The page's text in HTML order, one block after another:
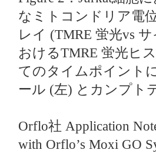
なミトコンドリア電
レイ (TMRE 蛍光vs
おけるTMRE 蛍光ヒ
てのタイムポイント
ール (左) とカンプト
Orflo社 Application
with Orflo’s Moxi GO